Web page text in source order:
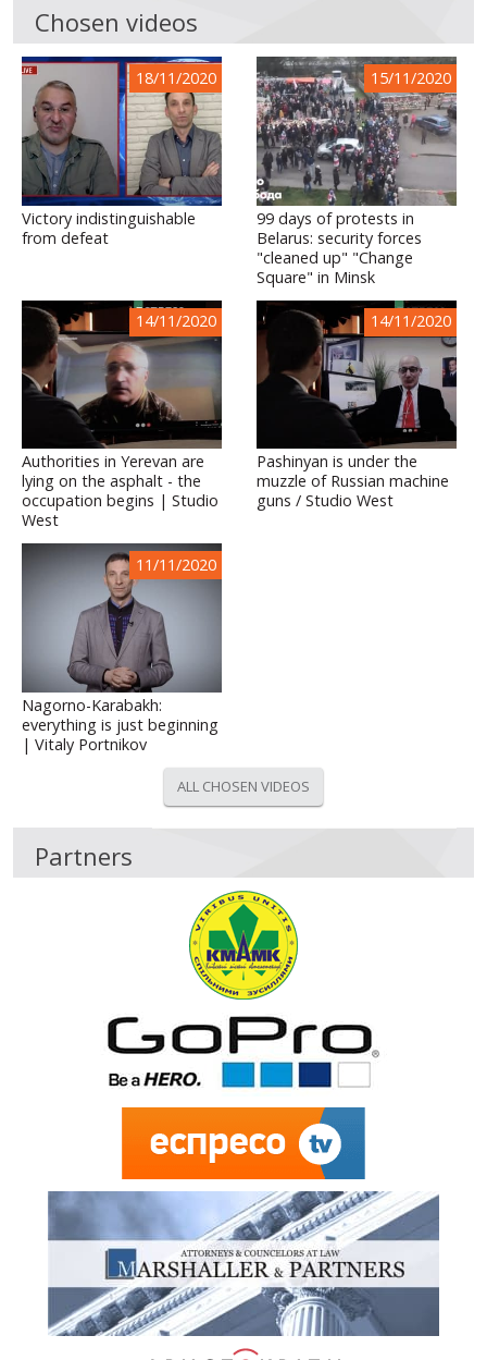
Chosen videos
18/11/2020
Victory indistinguishable
from defeat
15/11/2020
99 days of protests in
Belarus: security forces
"cleaned up" "Change
Square" in Minsk
14/11/2020
Authorities in Yerevan are
lying on the asphalt - the
occupation begins | Studio
West
14/11/2020
Pashinyan is under the
muzzle of Russian machine
guns / Studio West
11/11/2020
Nagorno-Karabakh:
everything is just beginning
| Vitaly Portnikov
ALL CHOSEN VIDEOS
Partners